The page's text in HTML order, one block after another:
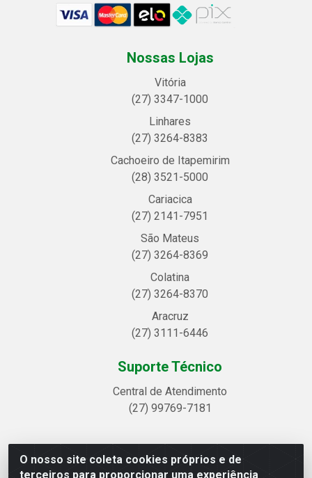
O nosso site coleta cookies próprios e de
terceiros para proporcionar uma experiência
Nossas Lojas
Vitória
(27) 3347-1000
Linhares
(27) 3264-8383
Cachoeiro de Itapemirim
(28) 3521-5000
Cariacica
(27) 2141-7951
São Mateus
(27) 3264-8369
Colatina
(27) 3264-8370
Aracruz
(27) 3111-6446
Suporte Técnico
Central de Atendimento
(27) 99769-7181
Linhavix Distribuidora LTDA - Avenida Alegre, 2521 -